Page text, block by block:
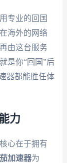
专业的回国
海外的网络
由这台服务
是你“回国”后
器都能胜任体
力
心在于拥有
加速器为